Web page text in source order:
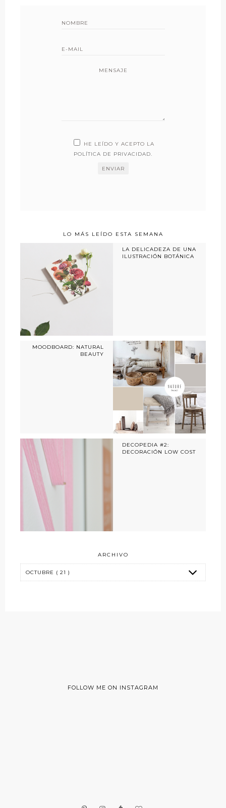
MENSAJE
HE LEÍDO Y ACEPTO LA
POLÍTICA DE PRIVACIDAD.
LO MÁS LEÍDO ESTA SEMANA
LA DELICADEZA DE UNA
ILUSTRACIÓN BOTÁNICA
MOODBOARD: NATURAL
BEAUTY
DECOPEDIA #2:
DECORACIÓN LOW COST
ARCHIVO
FOLLOW ME ON INSTAGRAM